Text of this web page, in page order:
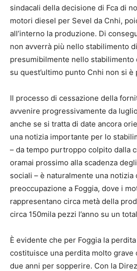
sindacali della decisione di Fca di
motori diesel per Sevel da Cnhi,
all’interno la produzione. Di
non avverrà più nello stabilimento
presumibilmente nello stabilimento
su quest’ultimo punto Cnhi non si è
Il processo di cessazione della
avvenire progressivamente da
anche se si tratta di date ancora
una notizia importante per lo
– da tempo purtroppo colpito dalla
oramai prossimo alla scadenza
sociali – è naturalmente una notizia
preoccupazione a Foggia, dove i
rappresentano circa metà della
circa 150mila pezzi l’anno su un
È evidente che per Foggia la
costituisce una perdita molto grave
due anni per sopperire. Con la